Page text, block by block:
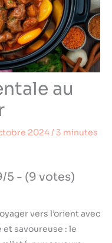
au
2024/3 minutes
5 - (9 votes)
vers l’orient avec
savoureuse : le